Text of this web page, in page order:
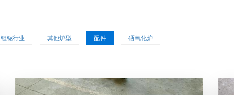
钽铌行业 其他炉型 配件 硒氧化炉